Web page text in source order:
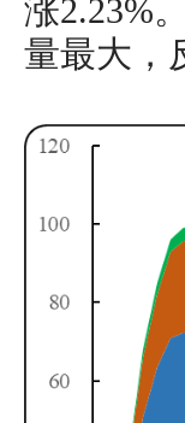
涨2.23%
量最大，